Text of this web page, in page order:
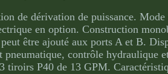
de dérivation de puissance.
en option. Construction
être ajouté aux ports A et B.
contrôle hydraulique
P40 de 13 GPM.